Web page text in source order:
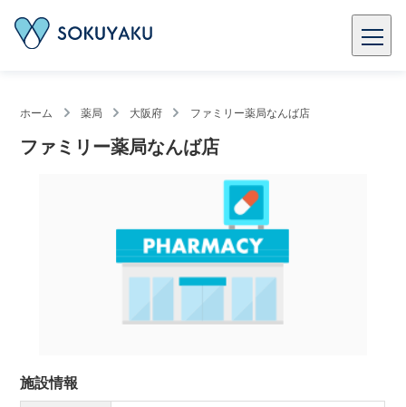
ホーム 薬局 大阪府 ファミリー薬局なんば店
ファミリー薬局なんば店
施設情報